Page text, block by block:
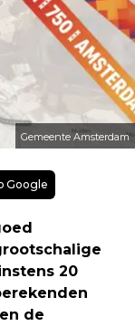
Gemeente Amsterdam
Google
20
de